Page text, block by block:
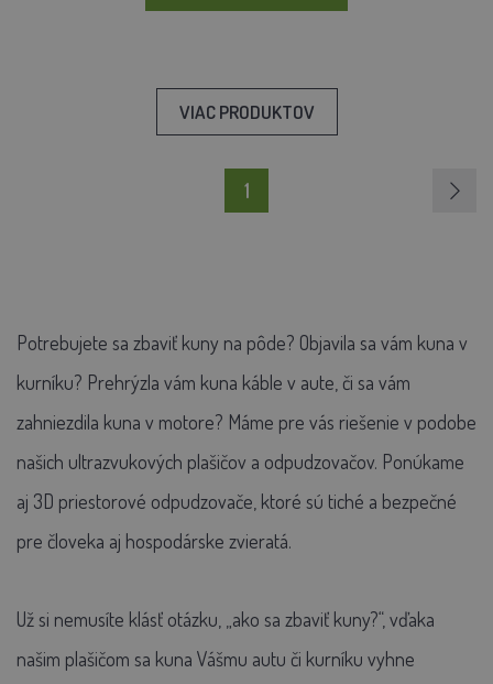
VIAC PRODUKTOV
1
Potrebujete sa zbaviť kuny na pôde? Objavila sa vám kuna v
kurníku? Prehrýzla vám kuna káble v aute, či sa vám
zahniezdila kuna v motore? Máme pre vás riešenie v podobe
našich ultrazvukových plašičov a odpudzovačov. Ponúkame
aj 3D priestorové odpudzovače, ktoré sú tiché a bezpečné
pre človeka aj hospodárske zvieratá.
Už si nemusíte klásť otázku, „ako sa zbaviť kuny?“, vďaka
našim plašičom sa kuna Vášmu autu či kurníku vyhne